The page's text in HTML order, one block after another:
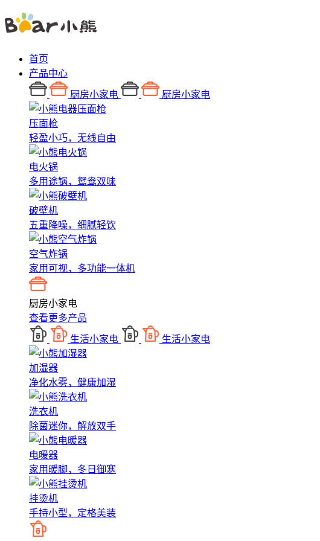
首页
产品中心
厨房小家电 厨房小家电
压面枪
轻盈小巧，无线自由
电火锅
多用途锅，鸳鸯双味
破壁机
五重降噪，细腻轻饮
空气炸锅
家用可视，多功能一体机
厨房小家电
查看更多产品
生活小家电 生活小家电
加湿器
净化水雾，健康加湿
洗衣机
除菌迷你，解放双手
电暖器
家用暖脚，冬日御寒
挂烫机
手持小型，定格美装